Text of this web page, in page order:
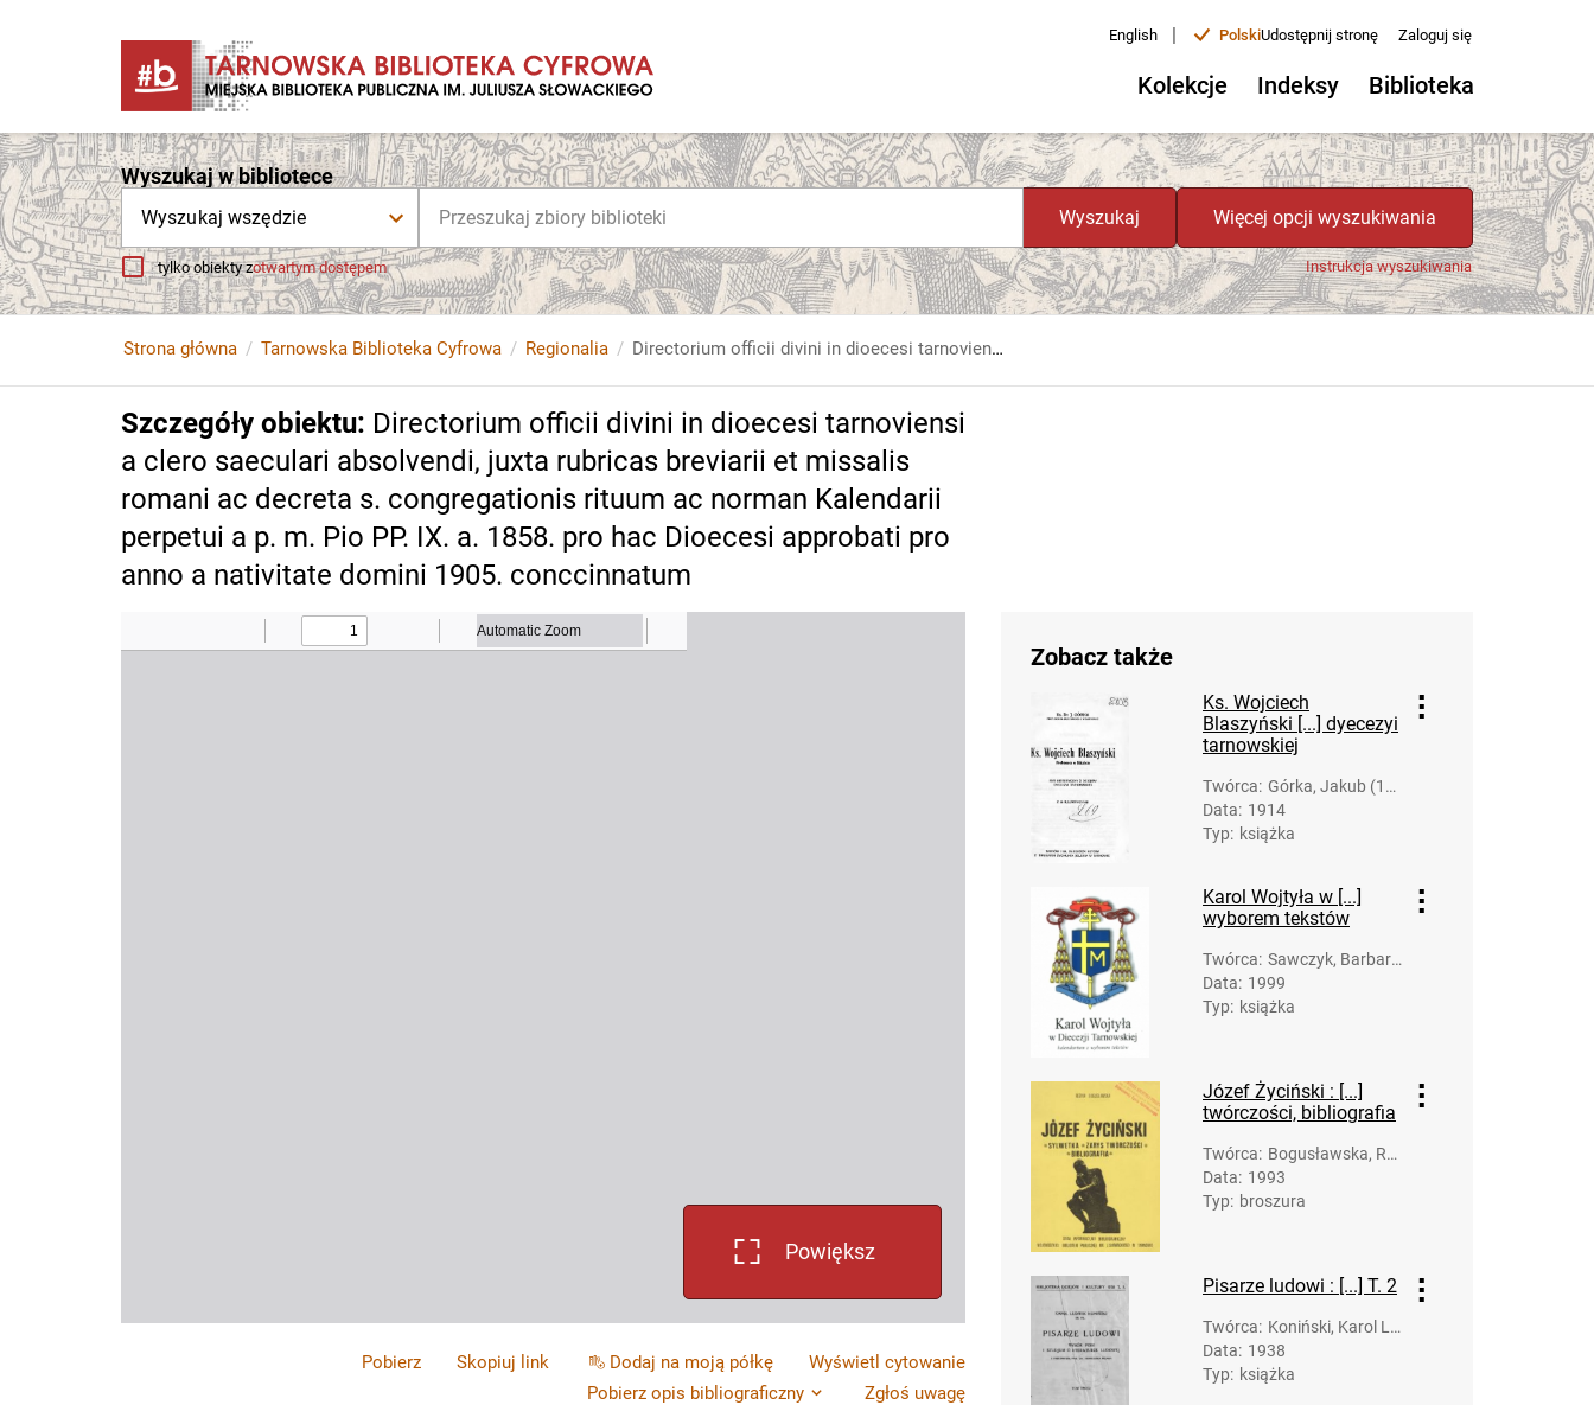
English | PolskiUdostępnij stronę Zaloguj się
Kolekcje Indeksy Biblioteka
Wyszukaj w bibliotece
Wyszukaj wszędzie Wyszukaj Więcej opcji wyszukiwania
tylko obiekty zotwartym dostępem Instrukcja wyszukiwania
Strona główna Tarnowska Biblioteka Cyfrowa Regionalia Directorium officii divini in dioecesi tarnoviensi a clero saeculari absolvendi, juxta rubricas breviarii et missalis romani ac decreta s. congregationis rituum ac norman Kalendarii perpetui a p. m. Pio PP. IX. a. 1858. pro hac Dioecesi approbati pro anno a nativitate domini 1905. conccinnatum
Szczegóły obiektu: Directorium officii divini in dioecesi tarnoviensi
a clero saeculari absolvendi, juxta rubricas breviarii et missalis
romani ac decreta s. congregationis rituum ac norman Kalendarii
perpetui a p. m. Pio PP. IX. a. 1858. pro hac Dioecesi approbati pro
anno a nativitate domini 1905. conccinnatum
Powiększ
Pobierz Skopiuj link Dodaj na moją półkę
Wyświetl cytowanie
Pobierz opis bibliograficzny
Zgłoś uwagę
Zobacz także
Ks. Wojciech
Blaszyński [...] dyecezyi
tarnowskiej
Twórca: Górka, Jakub (18
64-1917)
Data: 1914
Typ: książka
Karol Wojtyła w [...]
wyborem tekstów
Twórca: Sawczyk, Barbara
(1965- )
Data: 1999
Typ: książka
Józef Życiński : [...]
twórczości, bibliografia
Twórca: Bogusławska, Re
gina
Data: 1993
Typ: broszura
Pisarze ludowi : [...] T. 2
Twórca: Koniński, Karol Lu
dwik (1891-1943)
Data: 1938
Typ: książka